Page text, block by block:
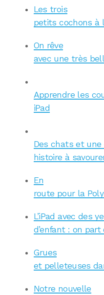
Les trois
petits cochons à
On rêve
avec une très
Apprendre les
iPad
Des chats et
histoire à
En
route pour la
L’iPad avec des
d’enfant : on
Grues
et pelleteuses
Notre nouvelle